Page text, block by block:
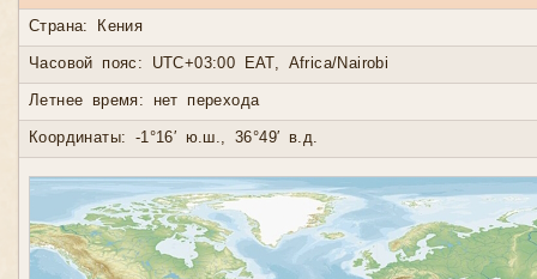
Страна: Кения
Часовой пояс: UTC+03:00 EAT, Africa/Nairobi
Летнее время: нет перехода
Координаты: -1°16′ ю.ш., 36°49′ в.д.